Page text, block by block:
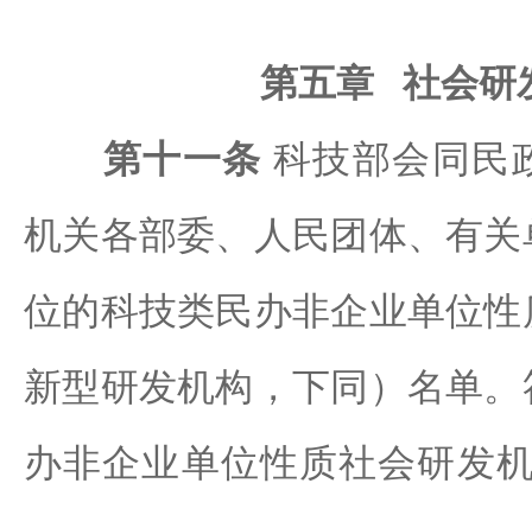
第五章 社会研
第十一条 科技部会同民
机关各部委、人民团体、有
位的科技类民办非企业单位
新型研发机构，下同）名单
办非企业单位性质社会研发